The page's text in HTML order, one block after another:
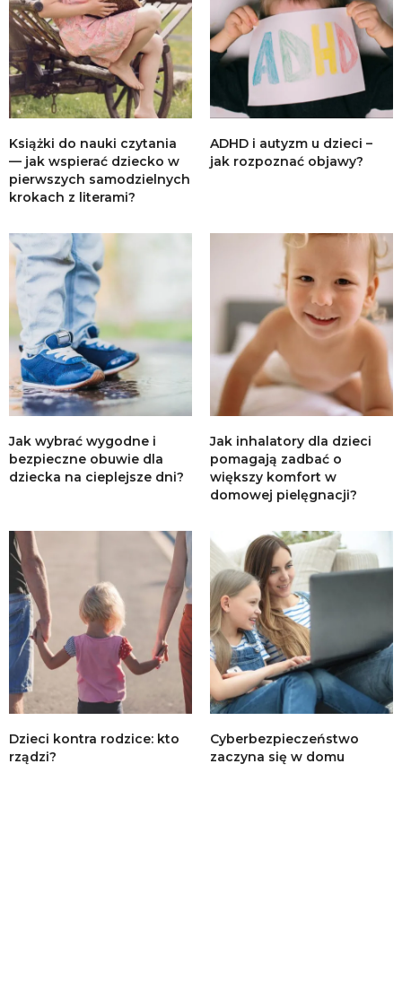
Książki do nauki czytania
— jak wspierać dziecko w
pierwszych samodzielnych
krokach z literami?
ADHD i autyzm u dzieci –
jak rozpoznać objawy?
Jak wybrać wygodne i
bezpieczne obuwie dla
dziecka na cieplejsze dni?
Jak inhalatory dla dzieci
pomagają zadbać o
większy komfort w
domowej pielęgnacji?
Dzieci kontra rodzice: kto
rządzi?
Cyberbezpieczeństwo
zaczyna się w domu